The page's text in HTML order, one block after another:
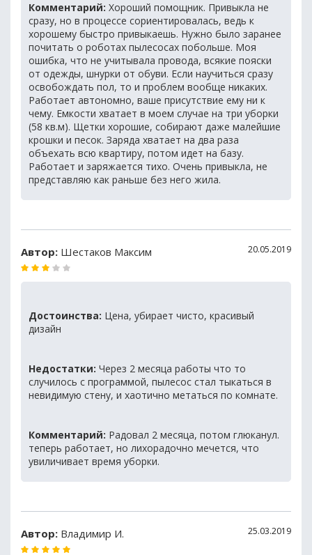
Комментарий: Хороший помощник. Привыкла не
сразу, но в процессе сориентировалась, ведь к
хорошему быстро привыкаешь. Нужно было заранее
почитать о роботах пылесосах побольше. Моя
ошибка, что не учитывала провода, всякие пояски
от одежды, шнурки от обуви. Если научиться сразу
освобождать пол, то и проблем вообще никаких.
Работает автономно, ваше присутствие ему ни к
чему. Емкости хватает в моем случае на три уборки
(58 кв.м). Щетки хорошие, собирают даже малейшие
крошки и песок. Заряда хватает на два раза
объехать всю квартиру, потом идет на базу.
Работает и заряжается тихо. Очень привыкла, не
представляю как раньше без него жила.
Автор: Шестаков Максим 20.05.2019
Достоинства: Цена, убирает чисто, красивый
дизайн
Недостатки: Через 2 месяца работы что то
случилось с программой, пылесос стал тыкаться в
невидимую стену, и хаотично метаться по комнате.
Комментарий: Радовал 2 месяца, потом глюканул.
теперь работает, но лихорадочно мечется, что
увиличивает время уборки.
Автор: Владимир И. 25.03.2019